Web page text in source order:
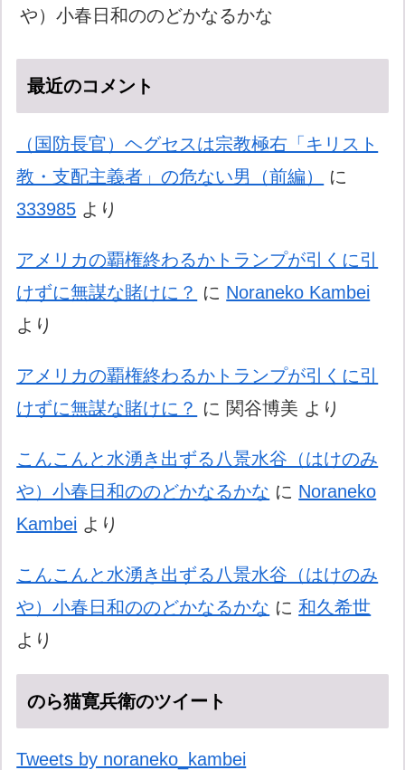
や）小春日和ののどかなるかな
最近のコメント
（国防長官）ヘグセスは宗教極右「キリスト
教・支配主義者」の危ない男（前編）
に
333985 より
アメリカの覇権終わるかトランプが引くに引
けずに無謀な賭けに？ に Noraneko Kambei
より
アメリカの覇権終わるかトランプが引くに引
けずに無謀な賭けに？ に 関谷博美 より
こんこんと水湧き出ずる八景水谷（はけのみ
や）小春日和ののどかなるかな に Noraneko
Kambei より
こんこんと水湧き出ずる八景水谷（はけのみ
や）小春日和ののどかなるかな に和久希世
より
のら猫寛兵衛のツイート
Tweets by noraneko_kambei